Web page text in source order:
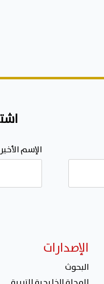
الإسم الأخير
الإصدارات
البحوث